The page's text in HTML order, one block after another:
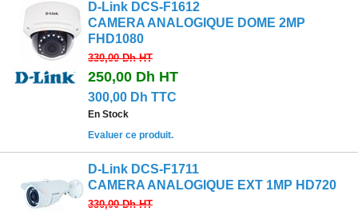
D-Link DCS-F1612
CAMERA ANALOGIQUE DOME 2MP
FHD1080
330,00 DhHT
250,00 Dh HT
300,00 Dh TTC
En Stock
Evaluer ce produit.
D-Link DCS-F1711
CAMERA ANALOGIQUE EXT 1MP HD720
330,00 DhHT